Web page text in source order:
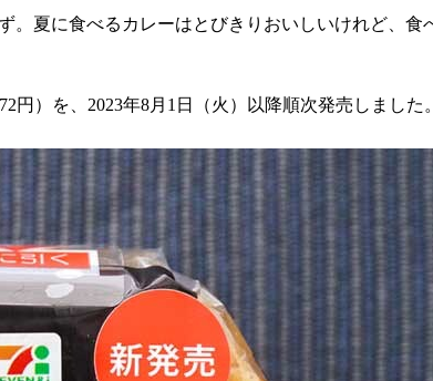
夏に食べるカレーはとびきりおいしいけれど、
）を、2023年8月1日（火）以降順次発売しました。